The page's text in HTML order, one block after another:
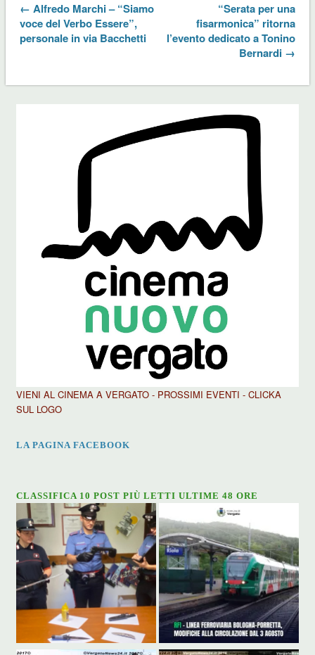
← Alfredo Marchi – “Siamo
voce del Verbo Essere”,
personale in via Bacchetti
“Serata per una
fisarmonica” ritorna
l’evento dedicato a Tonino
Bernardi →
VIENI AL CINEMA A VERGATO - PROSSIMI EVENTI - CLICKA
SUL LOGO
LA PAGINA FACEBOOK
CLASSIFICA 10 POST PIÙ LETTI ULTIME 48 ORE